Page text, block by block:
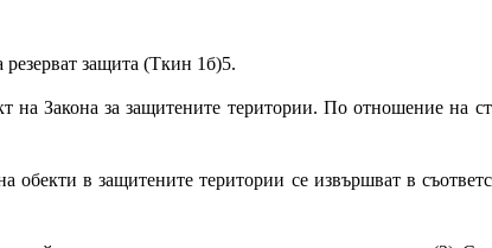
резерват защита (Ткин 1б)5.
на Закона за защитените територии. По отношение на
обекти в защитените територии се извършват в